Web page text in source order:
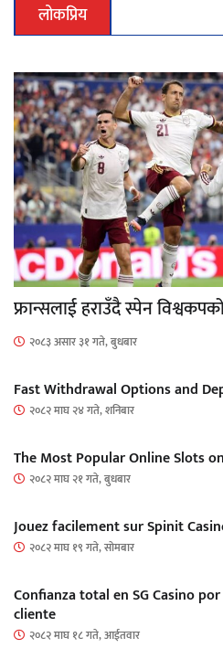
लोकप्रिय
फ्रान्सलाई हराउँदै स्पेन
२०८३ असार ३१ गते, बुधबार
Fast Withdrawal Options and
२०८२ माघ २४ गते, शनिबार
The Most Popular Online Slots
२०८२ माघ २१ गते, बुधबार
Jouez facilement sur Spinit
२०८२ माघ १९ गते, सोमबार
Confianza total en SG Casino
cliente
२०८२ माघ १८ गते, आईतवार